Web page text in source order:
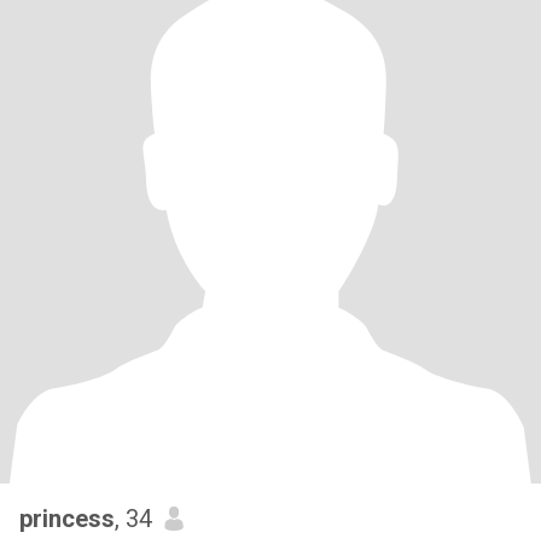
princess, 34